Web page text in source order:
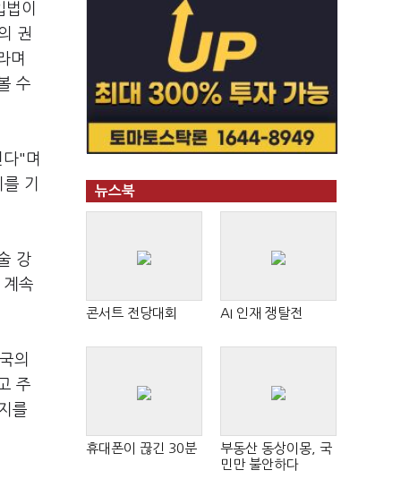
이
권
며
수
"며
기
강
속
의
주
를
뉴스북
콘서트 전당대회 AI 인재 쟁탈전
휴대폰이 끊긴 30분
부동산 동상이몽, 국
민만 불안하다